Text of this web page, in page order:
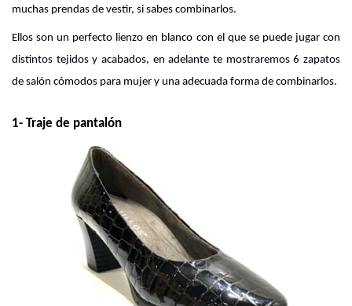
muchas prendas de vestir, si sabes combinarlos.
Ellos son un perfecto lienzo en blanco con el que se puede jugar con
distintos tejidos y acabados, en adelante te mostraremos 6 zapatos
de salón cómodos para mujer y una adecuada forma de combinarlos.
1- Traje de pantalón